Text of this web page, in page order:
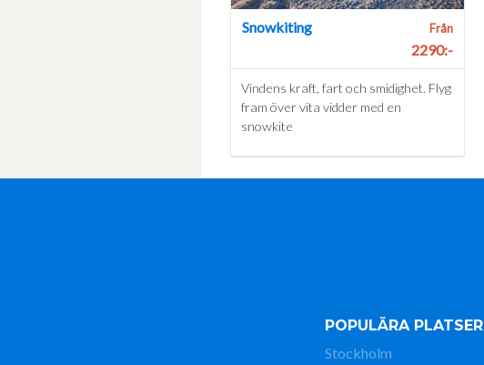
Snowkiting Från
2290:-
Vindens kraft, fart och smidighet. Flyg
fram över vita vidder med en
snowkite
POPULÄRA PLATSER
Stockholm